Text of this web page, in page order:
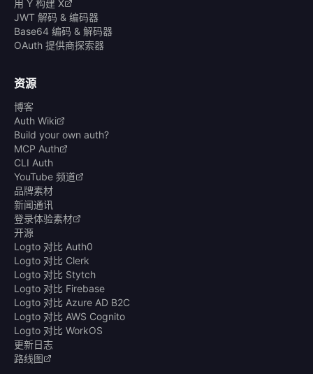
用 Y 构建 X
JWT 解码 & 编码器
Base64 编码 & 解码器
OAuth 提供商探索器
资源
博客
Auth Wiki
Build your own auth?
MCP Auth
CLI Auth
YouTube 频道
品牌素材
新闻通讯
登录体验素材
开源
Logto 对比 Auth0
Logto 对比 Clerk
Logto 对比 Stytch
Logto 对比 Firebase
Logto 对比 Azure AD B2C
Logto 对比 AWS Cognito
Logto 对比 WorkOS
更新日志
路线图